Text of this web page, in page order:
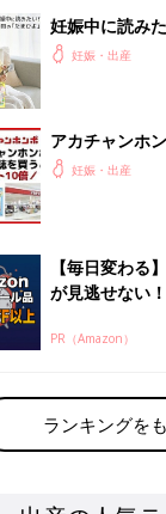
妊娠中に読み
よ」妊娠・出産
アカチャンホ
うとポイント
妊娠・出産
【毎日変わる
が見逃せない！
PR（Amazon）
ランキングを